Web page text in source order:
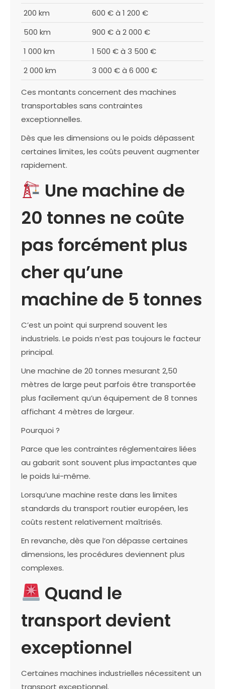
200 km
600 € à 1 200 €
500 km
900 € à 2 000 €
1 000 km
1 500 € à 3 500 €
2 000 km
3 000 € à 6 000 €
Ces montants concernent des machines
transportables sans contraintes
exceptionnelles.
Dès que les dimensions ou le poids dépassent
certaines limites, les coûts peuvent augmenter
rapidement.
Une machine de
20 tonnes ne coûte
pas forcément plus
cher qu’une
machine de 5 tonnes
C’est un point qui surprend souvent les
industriels. Le poids n’est pas toujours le facteur
principal.
Une machine de 20 tonnes mesurant 2,50
mètres de large peut parfois être transportée
plus facilement qu’un équipement de 8 tonnes
affichant 4 mètres de largeur.
Pourquoi ?
Parce que les contraintes réglementaires liées
au gabarit sont souvent plus impactantes que
le poids lui-même.
Lorsqu’une machine reste dans les limites
standards du transport routier européen, les
coûts restent relativement maîtrisés.
En revanche, dès que l’on dépasse certaines
dimensions, les procédures deviennent plus
complexes.
Quand le
transport devient
exceptionnel
Certaines machines industrielles nécessitent un
transport exceptionnel.